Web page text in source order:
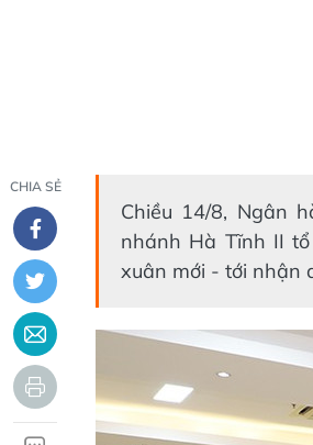
CHIA SẺ
Chiều 14/8, Ngân
nhánh Hà Tĩnh II
xuân mới - tới nhận